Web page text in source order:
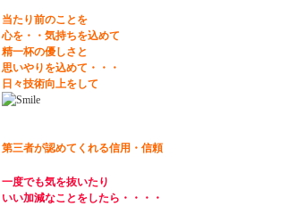
当たり前のことを
心を・・気持ちを込めて
精一杯の優しさと
思いやりを込めて・・・
日々技術向上をして
第三者が認めてくれる信用・信頼
一度でも気を抜いたり
いい加減なことをしたら・・・・